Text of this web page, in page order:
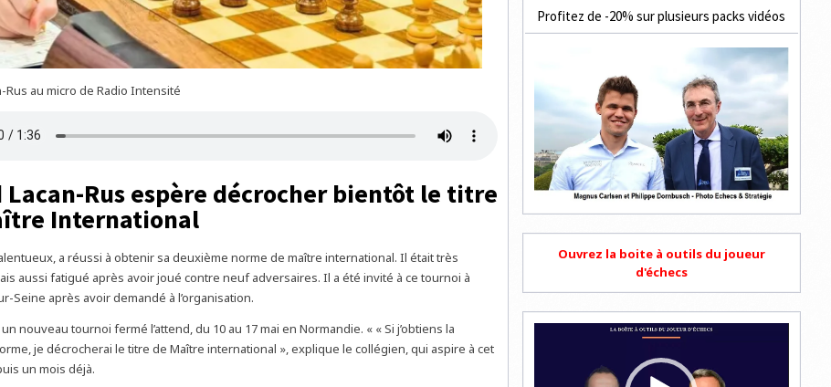
Rus au micro de Radio Intensité
Lacan-Rus espère décrocher bientôt le titre
International
a réussi à obtenir sa deuxième norme de maître international. Il était très
aussi fatigué après avoir joué contre neuf adversaires. Il a été invité à ce tournoi à
Seine après avoir demandé à l’organisation.
nouveau tournoi fermé l’attend, du 10 au 17 mai en Normandie. « « Si j’obtiens la
je décrocherai le titre de Maître international », explique le collégien, qui aspire à cet
un mois déjà.
Profitez de -20% sur plusieurs packs vidéos
Ouvrez la boite à outils du joueur
d'échecs